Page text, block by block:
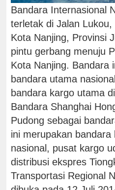
Bandara Internasional
terletak di Jalan Lukou,
Kota Nanjing, Provinsi
pintu gerbang menuju
Kota Nanjing. Bandara
bandara utama
bandara kargo utama
Bandara Shanghai
Pudong sebagai
ini merupakan
nasional, pusat kargo
distribusi ekspres
Transportasi Regional